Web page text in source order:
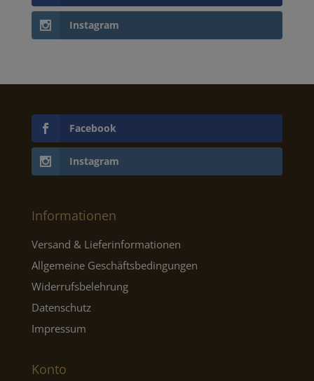
Instagram
Facebook
Instagram
Informationen
Versand & Lieferinformationen
Allgemeine Geschäftsbedingungen
Widerrufsbelehrung
Datenschutz
Impressum
Konto